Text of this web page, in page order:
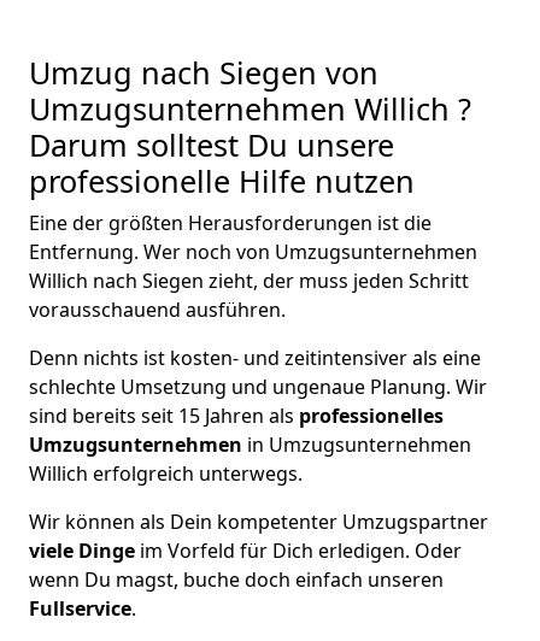
Umzug nach Siegen von
Umzugsunternehmen Willich ?
Darum solltest Du unsere
professionelle Hilfe nutzen
Eine der größten Herausforderungen ist die
Entfernung. Wer noch von Umzugsunternehmen
Willich nach Siegen zieht, der muss jeden Schritt
vorausschauend ausführen.
Denn nichts ist kosten- und zeitintensiver als eine
schlechte Umsetzung und ungenaue Planung. Wir
sind bereits seit 15 Jahren als professionelles
Umzugsunternehmen in Umzugsunternehmen
Willich erfolgreich unterwegs.
Wir können als Dein kompetenter Umzugspartner
viele Dinge im Vorfeld für Dich erledigen. Oder
wenn Du magst, buche doch einfach unseren
Fullservice.